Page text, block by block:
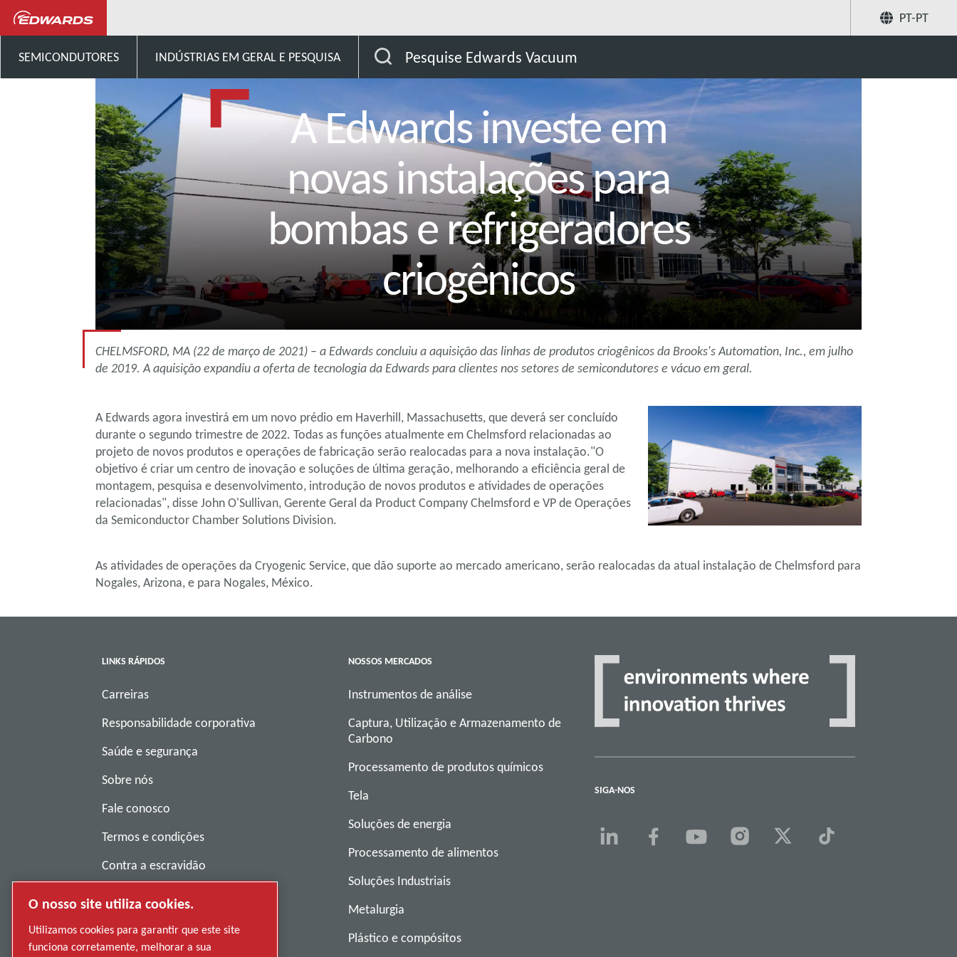
PT-PT
SEMICONDUTORES INDÚSTRIAS EM GERAL E PESQUISA Pesquise Edwards Vacuum
A Edwards investe em
novas instalações para
bombas e refrigeradores
criogênicos
CHELMSFORD, MA (22 de março de 2021) – a Edwards concluiu a aquisição das linhas de produtos criogênicos da Brooks's Automation, Inc., em julho
de 2019. A aquisição expandiu a oferta de tecnologia da Edwards para clientes nos setores de semicondutores e vácuo em geral.
A Edwards agora investirá em um novo prédio em Haverhill, Massachusetts, que deverá ser concluído
durante o segundo trimestre de 2022. Todas as funções atualmente em Chelmsford relacionadas ao
projeto de novos produtos e operações de fabricação serão realocadas para a nova instalação."O
objetivo é criar um centro de inovação e soluções de última geração, melhorando a eficiência geral de
montagem, pesquisa e desenvolvimento, introdução de novos produtos e atividades de operações
relacionadas", disse John O'Sullivan, Gerente Geral da Product Company Chelmsford e VP de Operações
da Semiconductor Chamber Solutions Division.
As atividades de operações da Cryogenic Service, que dão suporte ao mercado americano, serão realocadas da atual instalação de Chelmsford para
Nogales, Arizona, e para Nogales, México.
LINKS RÁPIDOS
Carreiras
Responsabilidade corporativa
Saúde e segurança
Sobre nós
Fale conosco
Termos e condições
Contra a escravidão
Denunciar má conduta
Fornecedores
NOSSOS MERCADOS
Instrumentos de análise
Captura, Utilização e Armazenamento de
Carbono
Processamento de produtos químicos
Tela
Soluções de energia
Processamento de alimentos
Soluções Industriais
Metalurgia
Plástico e compósitos
SIGA-NOS
O nosso site utiliza cookies.
Utilizamos cookies para garantir que este site
funciona corretamente, melhorar a sua